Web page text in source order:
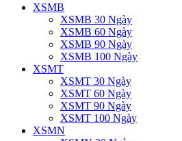
XSMB
XSMB 30 Ngày
XSMB 60 Ngày
XSMB 90 Ngày
XSMB 100 Ngày
XSMT
XSMT 30 Ngày
XSMT 60 Ngày
XSMT 90 Ngày
XSMT 100 Ngày
XSMN